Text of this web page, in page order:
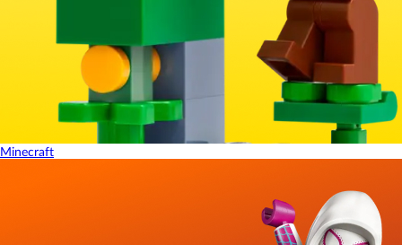
Minecraft